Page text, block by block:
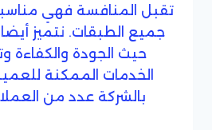
تقبل المنافسة فهي
جميع الطبقات. نتميز
حيث الجودة والكفاءة
الخدمات الممكنة
بالشركة عدد من